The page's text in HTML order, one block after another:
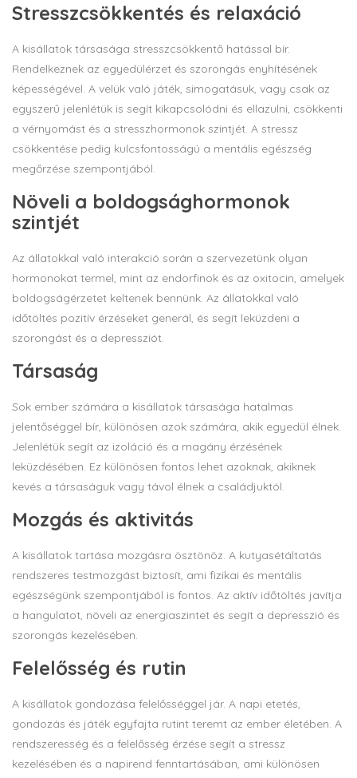
Stresszcsökkentés és relaxáció
A kisállatok társasága stresszcsökkentő hatással bír.
Rendelkeznek az egyedülérzet és szorongás enyhítésének
képességével. A velük való játék, simogatásuk, vagy csak az
egyszerű jelenlétük is segít kikapcsolódni és ellazulni, csökkenti
a vérnyomást és a stresszhormonok szintjét. A stressz
csökkentése pedig kulcsfontosságú a mentális egészség
megőrzése szempontjából.
Növeli a boldogsághormonok
szintjét
Az állatokkal való interakció során a szervezetünk olyan
hormonokat termel, mint az endorfinok és az oxitocin, amelyek
boldogságérzetet keltenek bennünk. Az állatokkal való
időtöltés pozitív érzéseket generál, és segít leküzdeni a
szorongást és a depressziót.
Társaság
Sok ember számára a kisállatok társasága hatalmas
jelentőséggel bír, különösen azok számára, akik egyedül élnek.
Jelenlétük segít az izoláció és a magány érzésének
leküzdésében. Ez különösen fontos lehet azoknak, akiknek
kevés a társaságuk vagy távol élnek a családjuktól.
Mozgás és aktivitás
A kisállatok tartása mozgásra ösztönöz. A kutyasétáltatás
rendszeres testmozgást biztosít, ami fizikai és mentális
egészségünk szempontjából is fontos. Az aktív időtöltés javítja
a hangulatot, növeli az energiaszintet és segít a depresszió és
szorongás kezelésében.
Felelősség és rutin
A kisállatok gondozása felelősséggel jár. A napi etetés,
gondozás és játék egyfajta rutint teremt az ember életében. A
rendszeresség és a felelősség érzése segít a stressz
kezelésében és a napirend fenntartásában, ami különösen